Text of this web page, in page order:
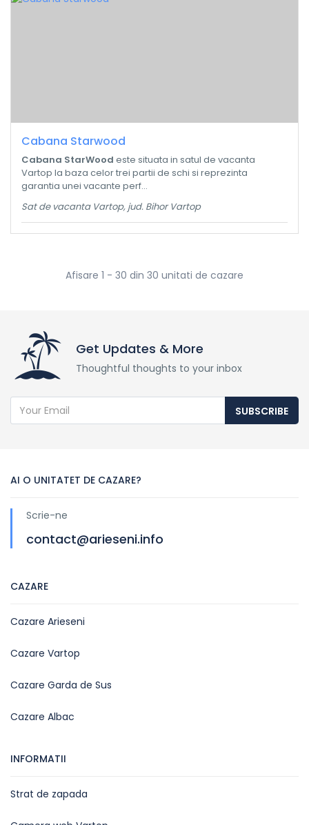
Cabana Starwood
Sat de vacanta Vartop, jud. Bihor Vartop
Cabana StarWood este situata in satul de vacanta
Vartop la baza celor trei partii de schi si reprezinta
garantia unei vacante perf...
Afisare 1 - 30 din 30 unitati de cazare
Get Updates & More
Thoughtful thoughts to your inbox
SUBSCRIBE
AI O UNITATET DE CAZARE?
Scrie-ne
contact@arieseni.info
CAZARE
Cazare Arieseni
Cazare Vartop
Cazare Garda de Sus
Cazare Albac
INFORMATII
Strat de zapada